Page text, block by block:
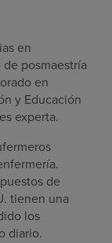
en
posmaestría
en
y Educación
experta.
de
tienen una
los
diario.